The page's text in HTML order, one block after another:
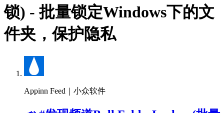
锁) - 批量锁定Windows下的文
件夹，保护隐私
Appinn Feed｜小众软件